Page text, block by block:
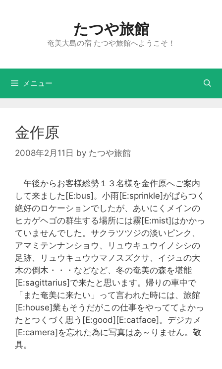
たつや旅館
奄美大島の宿 たつや旅館へようこそ！
メニュー
金作原
2008年2月11日 by たつや旅館
午後からお客様総勢１３名様を金作原へご案内
して来ました[E:bus]。小雨[E:sprinkle]がぱらつく
絶好のロケーションでしたが、あいにくメインの
ヒカゲヘゴの群生する場所には霧[E:mist]はかかっ
ていませんでした。サクラツツジの淡いピンク、
アマミテンナンショウ、リュウキュウイノシシの
足跡、リュウキュウウマノスズクサ、イジュの大
木の倒木・・・などなど、冬の奄美の森を堪能
[E:sagittarius]で来たと思います。帰りの車中で
「また奄美に来たい」って言われた時には、旅館
[E:house]業もそうだがこの仕事をやっててよかっ
たとつくづく思う[E:good][E:catface]。デジカメ
[E:camera]を忘れた為に写真はあ～りません。敬
具。